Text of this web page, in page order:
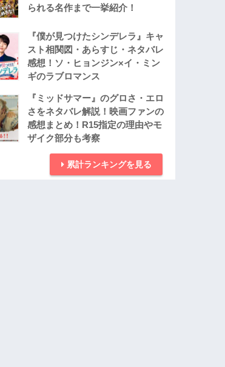
られる名作まで一挙紹介！
『僕が見つけたシンデレラ』キャ
スト相関図・あらすじ・ネタバレ
感想！ソ・ヒョンジン×イ・ミン
ギのラブロマンス
『ミッドサマー』のグロさ・エロ
さをネタバレ解説！映画ファンの
感想まとめ！R15指定の理由やモ
ザイク部分も考察
累計ランキングを見る